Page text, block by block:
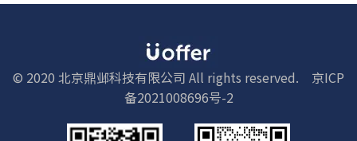
© 2020 北京鼎邺科技有限公司 All rights reserved.
京ICP
备2021008696号-2